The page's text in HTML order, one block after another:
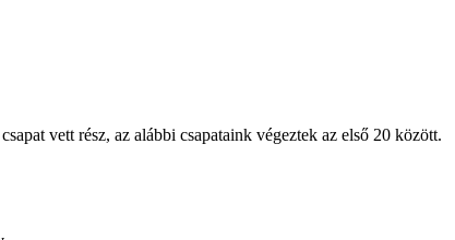
vett rész, az alábbi csapataink végeztek az első 20 között.